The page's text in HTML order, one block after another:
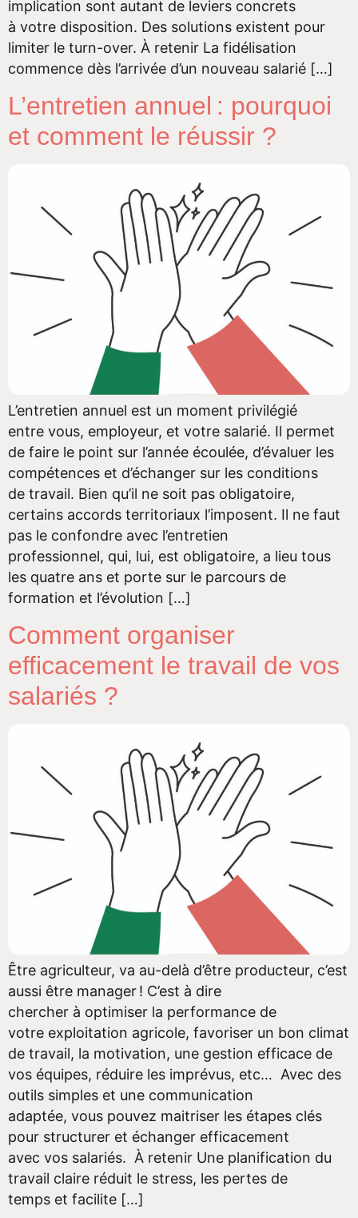
implication sont autant de leviers concrets
à votre disposition. Des solutions existent pour
limiter le turn-over. À retenir La fidélisation
commence dès l’arrivée d’un nouveau salarié […]
L’entretien annuel : pourquoi
et comment le réussir ?
L’entretien annuel est un moment privilégié
entre vous, employeur, et votre salarié. Il permet
de faire le point sur l’année écoulée, d’évaluer les
compétences et d’échanger sur les conditions
de travail. Bien qu’il ne soit pas obligatoire,
certains accords territoriaux l’imposent. Il ne faut
pas le confondre avec l’entretien
professionnel, qui, lui, est obligatoire, a lieu tous
les quatre ans et porte sur le parcours de
formation et l’évolution […]
Comment organiser
efficacement le travail de vos
salariés ?
Être agriculteur, va au-delà d’être producteur, c’est
aussi être manager ! C’est à dire
chercher à optimiser la performance de
votre exploitation agricole, favoriser un bon climat
de travail, la motivation, une gestion efficace de
vos équipes, réduire les imprévus, etc… Avec des
outils simples et une communication
adaptée, vous pouvez maitriser les étapes clés
pour structurer et échanger efficacement
avec vos salariés. À retenir Une planification du
travail claire réduit le stress, les pertes de
temps et facilite […]